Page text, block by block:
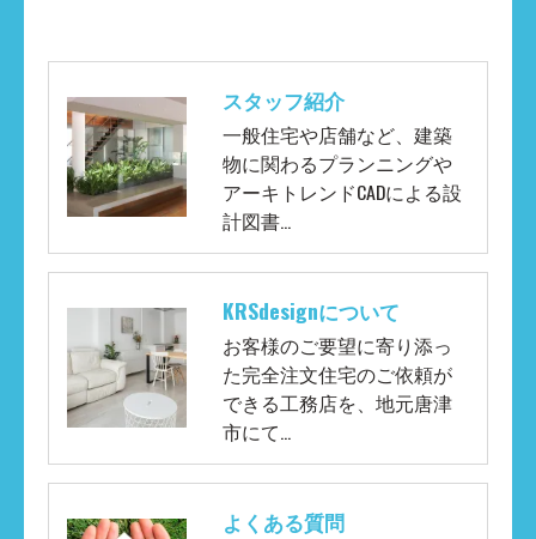
スタッフ紹介
一般住宅や店舗など、建築
物に関わるプランニングや
アーキトレンドCADによる設
計図書…
KRSdesignについて
お客様のご要望に寄り添っ
た完全注文住宅のご依頼が
できる工務店を、地元唐津
市にて…
よくある質問